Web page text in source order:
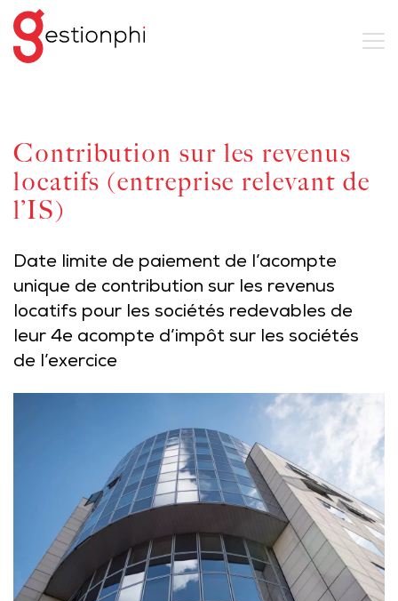
Contribution sur les revenus
locatifs (entreprise relevant de
l’IS)
Date limite de paiement de l’acompte
unique de contribution sur les revenus
locatifs pour les sociétés redevables de
leur 4e acompte d’impôt sur les sociétés
de l’exercice